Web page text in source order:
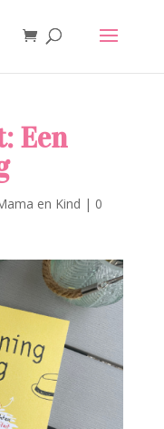
Een
en Kind | 0